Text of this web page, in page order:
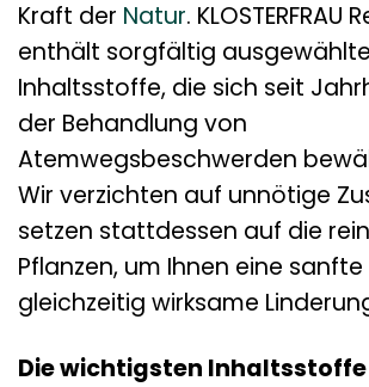
Kraft der Natur. KLOSTERFRAU
enthält sorgfältig ausgewählte
Inhaltsstoffe, die sich seit
der Behandlung von
Atemwegsbeschwerden
Wir verzichten auf unnötige
setzen stattdessen auf die
Pflanzen, um Ihnen eine
gleichzeitig wirksame
Die wichtigsten